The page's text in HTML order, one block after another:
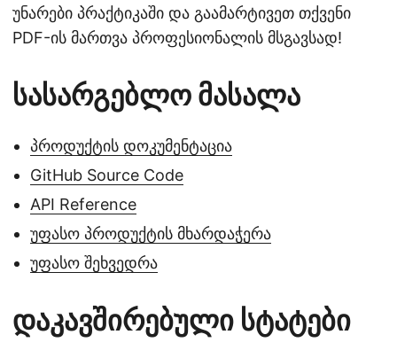
უნარები პრაქტიკაში და გაამარტივეთ თქვენი
PDF-ის მართვა პროფესიონალის მსგავსად!
სასარგებლო მასალა
პროდუქტის დოკუმენტაცია
GitHub Source Code
API Reference
უფასო პროდუქტის მხარდაჭერა
უფასო შეხვედრა
დაკავშირებული სტატები